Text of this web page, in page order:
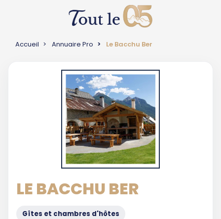
Accueil Annuaire Pro Le Bacchu Ber
LE BACCHU BER
Gîtes et chambres d'hôtes